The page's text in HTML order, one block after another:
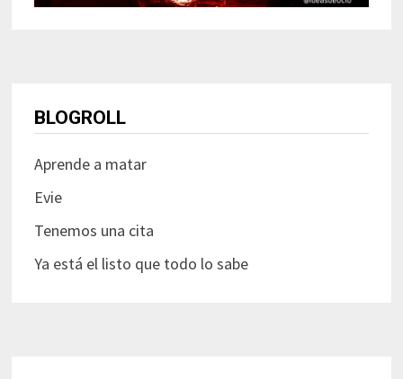
BLOGROLL
Aprende a matar
Evie
Tenemos una cita
Ya está el listo que todo lo sabe